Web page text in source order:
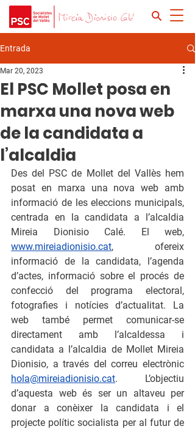
Entrada
El PSC Mollet posa en
marxa una nova web
de la candidata a
l’alcaldia
Mar 20, 2023
Des del PSC de Mollet del Vallès hem
posat en marxa una nova web amb
informació de les eleccions municipals,
centrada en la candidata a l’alcaldia
www.mireiadionisio.cat, ofereix
informació de la candidata, l’agenda
d’actes, informació sobre el procés de
confecció del programa electoral,
fotografies i notícies d’actualitat. La
web també permet comunicar-se
directament amb l’alcaldessa i
candidata a l’alcaldia de Mollet Mireia
hola@mireiadionisio.cat. L’objectiu
d’aquesta web és ser un altaveu per
donar a conèixer la candidata i el
projecte polític socialista per al futur de